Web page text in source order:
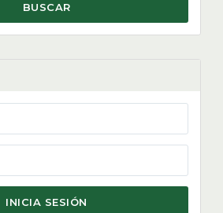
BUSCAR
INICIA SESIÓN